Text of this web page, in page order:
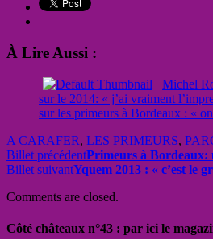
À Lire Aussi :
Michel
sur le 2014: « j’ai vraiment
sur les primeurs à Bordeaux : «
A CARAFER, LES PRIMEURS,
Billet précédentPrimeurs à Bordeaux:
Billet suivantYquem 2013 : « c’est le
Comments are closed.
Côté châteaux n°43 : par ici le